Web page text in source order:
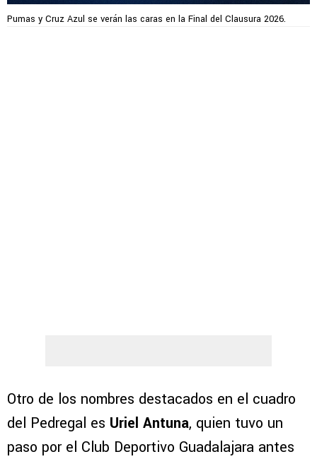
Pumas y Cruz Azul se verán las caras en la Final del Clausura 2026.
Otro de los nombres destacados en el cuadro
del Pedregal es Uriel Antuna, quien tuvo un
paso por el Club Deportivo Guadalajara antes